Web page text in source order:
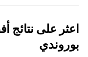
اعثر على نتائج
بوروندي